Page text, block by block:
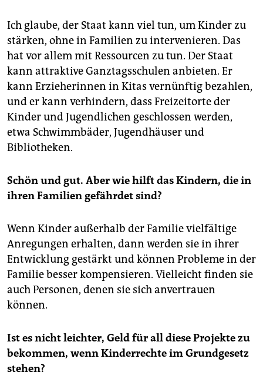
Ich glaube, der Staat kann viel tun, um Kinder zu
stärken, ohne in Familien zu intervenieren. Das
hat vor allem mit Ressourcen zu tun. Der Staat
kann attraktive Ganztagsschulen anbieten. Er
kann Erzieherinnen in Kitas vernünftig bezahlen,
und er kann verhindern, dass Freizeitorte der
Kinder und Jugendlichen geschlossen werden,
etwa Schwimmbäder, Jugendhäuser und
Bibliotheken.
Schön und gut. Aber wie hilft das Kindern, die in
ihren Familien gefährdet sind?
Wenn Kinder außerhalb der Familie vielfältige
Anregungen erhalten, dann werden sie in ihrer
Entwicklung gestärkt und können Probleme in der
Familie besser kompensieren. Vielleicht finden sie
auch Personen, denen sie sich anvertrauen
können.
Ist es nicht leichter, Geld für all diese Projekte zu
bekommen, wenn Kinderrechte im Grundgesetz
stehen?